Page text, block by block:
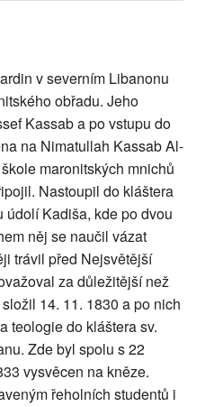
v severním Libanonu
obřadu. Jeho
Kassab a po vstupu do
na Nimatullah Kassab Al-
maronitských mnichů
Nastoupil do kláštera
údolí Kadiša, kde po dvou
něj se naučil vázat
trávil před Nejsvětější
za důležitější než
14. 11. 1830 a po nich
teologie do kláštera sv.
Zde byl spolu s 22
vysvěcen na kněze.
řeholních studentů i